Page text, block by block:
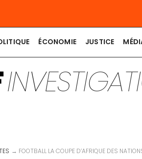
ÉCONOMIE JUSTICE
FOOTBALL LA COUPE D’AFRIQUE DES